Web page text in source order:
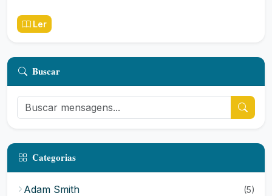
Ler
Buscar
Categorias
Adam Smith (5)